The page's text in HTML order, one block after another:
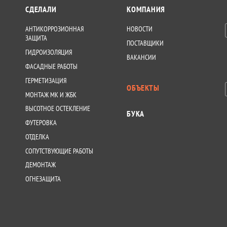
СДЕЛАЛИ
АНТИКОРРОЗИОННАЯ
ЗАЩИТА
ГИДРОИЗОЛЯЦИЯ
ФАСАДНЫЕ РАБОТЫ
ГЕРМЕТИЗАЦИЯ
МОНТАЖ МК И ЖБК
ВЫСОТНОЕ ОСТЕКЛЕНИЕ
ФУТЕРОВКА
ОТДЕЛКА
СОПУТСТВУЮЩИЕ РАБОТЫ
ДЕМОНТАЖ
ОГНЕЗАЩИТА
КОМПАНИЯ
НОВОСТИ
ПОСТАВЩИКИ
ВАКАНСИИ
ОБЪЕКТЫ
БУКА